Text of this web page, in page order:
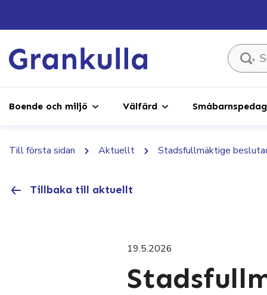
Sök ...
Boende och miljö Välfärd
Till första sidan Aktuellt Stadsfullmäktige
Tillbaka till aktuellt
19.5.2026